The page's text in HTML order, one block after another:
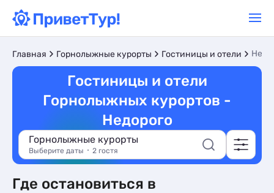
Главная Горнолыжные курорты Гостиницы и отели
Гостиницы и отели
Горнолыжных курортов -
Недорого
Горнолыжные курорты
Выберите даты 2 гостя
Где остановиться в